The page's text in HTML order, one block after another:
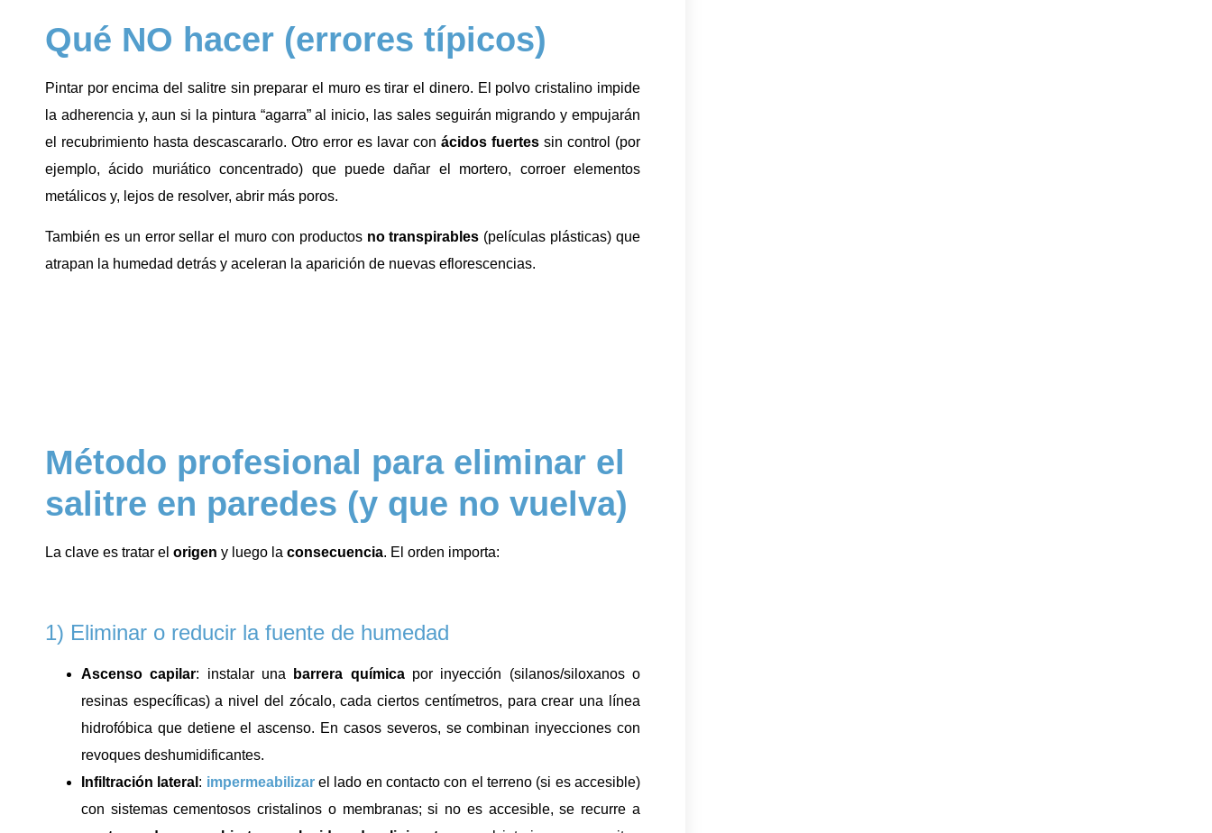
Qué NO hacer (errores típicos)
Pintar por encima del salitre sin preparar el muro es tirar el dinero. El polvo cristalino impide
la adherencia y, aun si la pintura “agarra” al inicio, las sales seguirán migrando y empujarán
el recubrimiento hasta descascararlo. Otro error es lavar con ácidos fuertes sin control (por
ejemplo, ácido muriático concentrado) que puede dañar el mortero, corroer elementos
metálicos y, lejos de resolver, abrir más poros.
También es un error sellar el muro con productos no transpirables (películas plásticas) que
atrapan la humedad detrás y aceleran la aparición de nuevas eflorescencias.
Método profesional para eliminar el
salitre en paredes (y que no vuelva)
La clave es tratar el origen y luego la consecuencia. El orden importa:
1) Eliminar o reducir la fuente de humedad
Ascenso capilar: instalar una barrera químicapor inyección (silanos/siloxanos o
resinas específicas) a nivel del zócalo, cada ciertos centímetros, para crear una línea
hidrofóbica que detiene el ascenso. En casos severos, se combinan inyecciones con
revoques deshumidificantes.
Infiltración lateral : impermeabilizarel lado en contacto con el terreno (si es accesible)
con sistemas cementosos cristalinos o membranas; si no es accesible, se recurre a